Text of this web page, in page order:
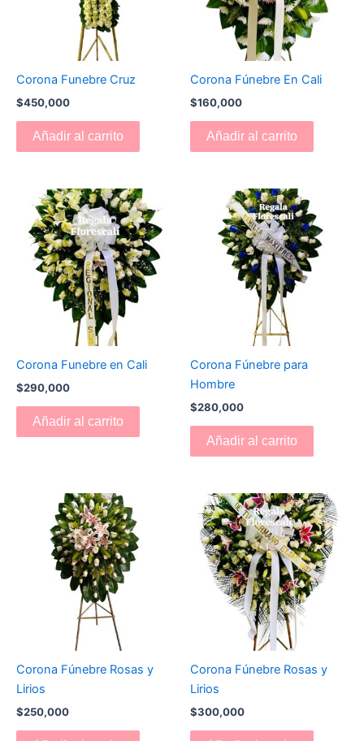
Corona Funebre Cruz
$450,000
Añadir al carrito
Corona Fúnebre En Cali
$160,000
Añadir al carrito
Corona Funebre en Cali
$290,000
Añadir al carrito
Corona Fúnebre para
Hombre
$280,000
Añadir al carrito
Corona Fúnebre Rosas y
Lirios
$250,000
Corona Fúnebre Rosas y
Lirios
$300,000